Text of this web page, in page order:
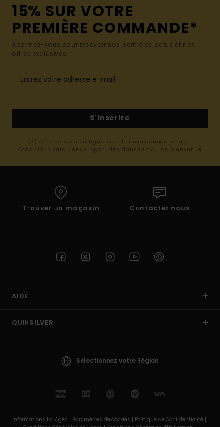
15% SUR VOTRE
PREMIÈRE COMMANDE*
Abonnez-vous pour recevoir nos dernières actus et nos
offres exclusives.
S'inscrire
(*) Offre valable en ligne pour les nouveaux inscrits -
Conditions détaillées disponibles dans l'email de bienvenue
Trouver un magasin Contactez nous
AIDE
QUIKSILVER
Sélectionnez votre Région
Informations Loi Agec | Paramètres de cookies | Politique de Confidentialité |